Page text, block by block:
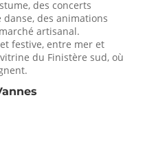
des concerts
des animations
artisanal.
festive, entre mer et
du Finistère sud, où